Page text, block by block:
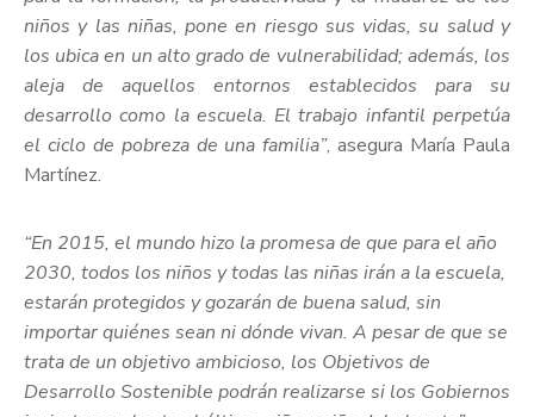
niños y las niñas, pone en riesgo sus vidas, su salud y
los ubica en un alto grado de vulnerabilidad; además, los
aleja de aquellos entornos establecidos para su
desarrollo como la escuela. El trabajo infantil perpetúa
el ciclo de pobreza de una familia”, asegura María Paula
Martínez.
“En 2015, el mundo hizo la promesa de que para el año
2030, todos los niños y todas las niñas irán a la escuela,
estarán protegidos y gozarán de buena salud, sin
importar quiénes sean ni dónde vivan. A pesar de que se
trata de un objetivo ambicioso, los Objetivos de
Desarrollo Sostenible podrán realizarse si los Gobiernos